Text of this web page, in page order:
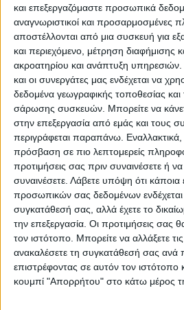
και επεξεργαζόμαστε προσωπικά
αναγνωριστικοί και προσαρμοσμένες
αποστέλλονται από μια συσκευή για
και περιεχόμενο, μέτρηση διαφήμισης
ακροατηρίου και ανάπτυξη υπηρεσιών.
και οι συνεργάτες μας ενδέχεται να
δεδομένα γεωγραφικής τοποθεσίας
σάρωσης συσκευών. Μπορείτε να
στην επεξεργασία από εμάς και τους
περιγράφεται παραπάνω.
πρόσβαση σε πιο λεπτομερείς
προτιμήσεις σας πριν συναινέσετε ή
συναινέσετε. Λάβετε υπόψη ότι κάποια
προσωπικών σας δεδομένων ενδέχεται
συγκατάθεσή σας, αλλά έχετε το
την επεξεργασία. Οι προτιμήσεις σας
τον ιστότοπο. Μπορείτε να αλλάξετε
ανακαλέσετε τη συγκατάθεσή σας ανά
επιστρέφοντας σε αυτόν τον ιστότοπο
κουμπί "Απορρήτου" στο κάτω μέρος
Προετοιμασία Δόξας